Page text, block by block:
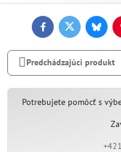
FacebookTwitter
Predchádzajúci produkt
Potrebujete pomôcť s